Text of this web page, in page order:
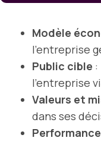
Modèle
l’entreprise
Public cible
l’entreprise
Valeurs et
dans ses